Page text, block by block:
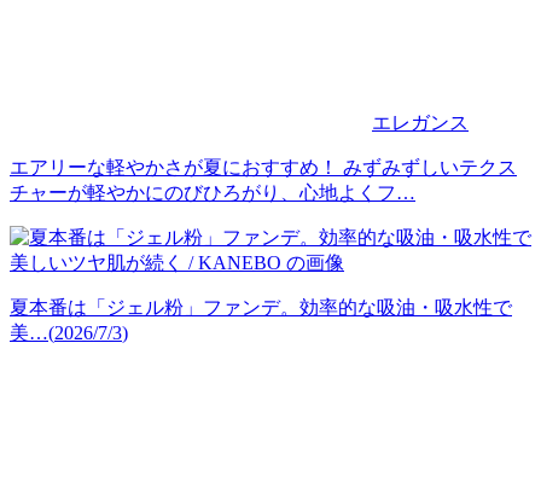
エレガンス
エアリーな軽やかさが夏におすすめ！ みずみずしいテクス
チャーが軽やかにのびひろがり、心地よくフ…
夏本番は「ジェル粉」ファンデ。効率的な吸油・吸水性で
美…(2026/7/3)